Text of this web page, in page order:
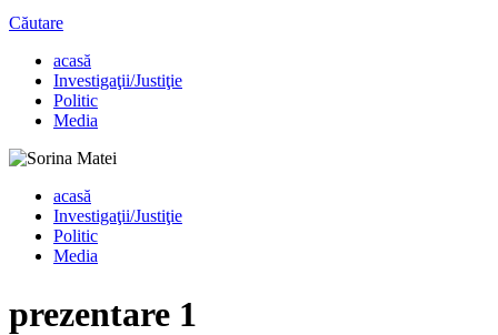
Căutare
acasă
Investigaţii/Justiţie
Politic
Media
acasă
Investigaţii/Justiţie
Politic
Media
prezentare 1